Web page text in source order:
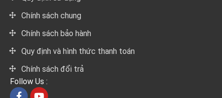
Chính sách chung
Chính sách bảo hành
Quy định và hình thức thanh toán
Chính sách đổi trả
Follow Us :